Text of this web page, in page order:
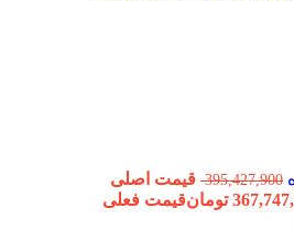
395,427,900 قیمت اصلی
تومانقیمت فعلی